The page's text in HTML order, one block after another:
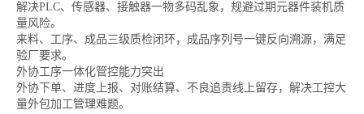
解决PLC、传感器、接触器一物多码乱象，规避过期元器件装机质
量风险。
来料、工序、成品三级质检闭环，成品序列号一键反向溯源，满足
验厂要求。
外协工序一体化管控能力突出
外协下单、进度上报、对账结算、不良追责线上留存，解决工控大
量外包加工管理难题。